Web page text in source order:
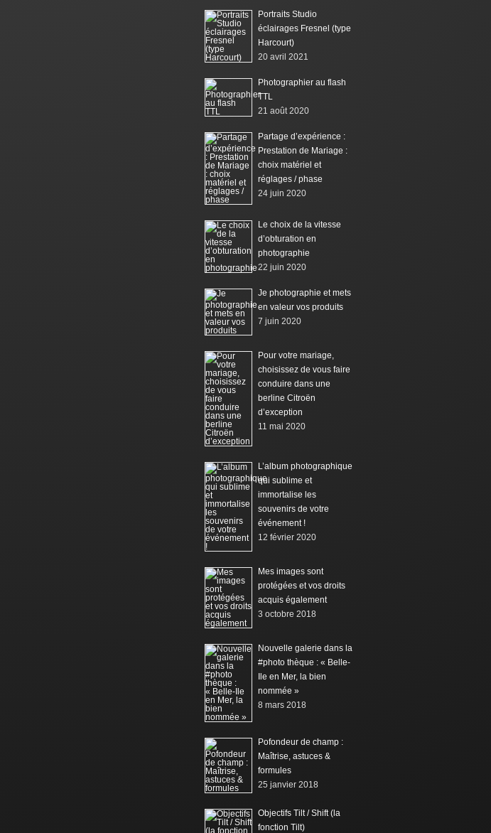
Portraits Studio
éclairages Fresnel (type
Harcourt)
20 avril 2021
Photographier au flash
TTL
21 août 2020
Partage d’expérience :
Prestation de Mariage :
choix matériel et
réglages / phase
24 juin 2020
Le choix de la vitesse
d’obturation en
photographie
22 juin 2020
Je photographie et mets
en valeur vos produits
7 juin 2020
Pour votre mariage,
choisissez de vous faire
conduire dans une
berline Citroën
d’exception
11 mai 2020
L’album photographique
qui sublime et
immortalise les
souvenirs de votre
événement !
12 février 2020
Mes images sont
protégées et vos droits
acquis également
3 octobre 2018
Nouvelle galerie dans la
#photo thèque : « Belle-
Ile en Mer, la bien
nommée »
8 mars 2018
Pofondeur de champ :
Maîtrise, astuces &
formules
25 janvier 2018
Objectifs Tilt / Shift (la
fonction Tilt)